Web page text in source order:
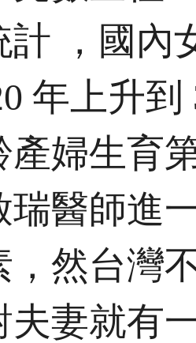
計 ，國內
年上升
產婦生育
瑞醫師進
，然台灣
夫妻就有